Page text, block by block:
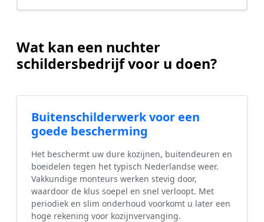
Wat kan een nuchter
schildersbedrijf voor u doen?
Buitenschilderwerk voor een
goede bescherming
Het beschermt uw dure kozijnen, buitendeuren en
boeidelen tegen het typisch Nederlandse weer.
Vakkundige monteurs werken stevig door,
waardoor de klus soepel en snel verloopt. Met
periodiek en slim onderhoud voorkomt u later een
hoge rekening voor kozijnvervanging.